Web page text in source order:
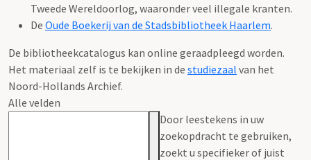
Tweede Wereldoorlog, waaronder veel illegale kranten.
De Oude Boekerij van de Stadsbibliotheek Haarlem.
De bibliotheekcatalogus kan online geraadpleegd worden.
Het materiaal zelf is te bekijken in de studiezaal van het
Noord-Hollands Archief.
Alle velden
Door leestekens in uw
zoekopdracht te gebruiken,
zoekt u specifieker of juist